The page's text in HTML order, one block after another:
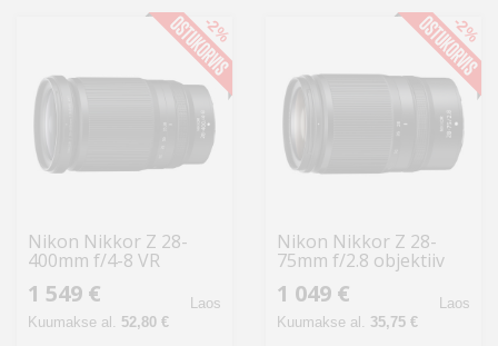
Nikon Nikkor Z 28-
400mm f/4-8 VR
1 549 €
Kuumakse al. 52,80 €
Laos
-2%
Nikon Nikkor Z 28-
75mm f/2.8 objektiiv
1 049 €
Kuumakse al. 35,75 €
Laos
-2%